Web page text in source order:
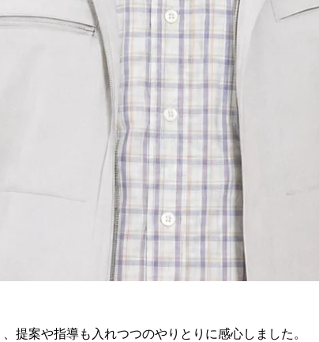
提案や指導も入れつつのやりとりに感心しました。